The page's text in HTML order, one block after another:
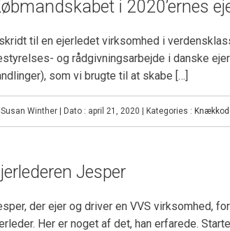
i 2020’ernes
til en ejerledet virksomhed i
og rådgivningsarbejde i danske
som vi brugte til at skabe […]
Winther | Dato : april 21, 2020 | Kategories :
Jesper
der ejer og driver en VVS virksomhed,
Her er noget af det, han erfarede.